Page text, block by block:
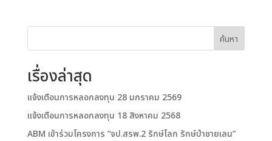
ค้นหา
เรื่องล่าสุด
แจ้งเตือนการหลอกลงทุน 28 มกราคม 2569
แจ้งเตือนการหลอกลงทุน 18 สิงหาคม 2568
ABM เข้าร่วมโครงการ “จป.สรพ.2 รักษ์โลก รักษ์ป่าชายเลน”